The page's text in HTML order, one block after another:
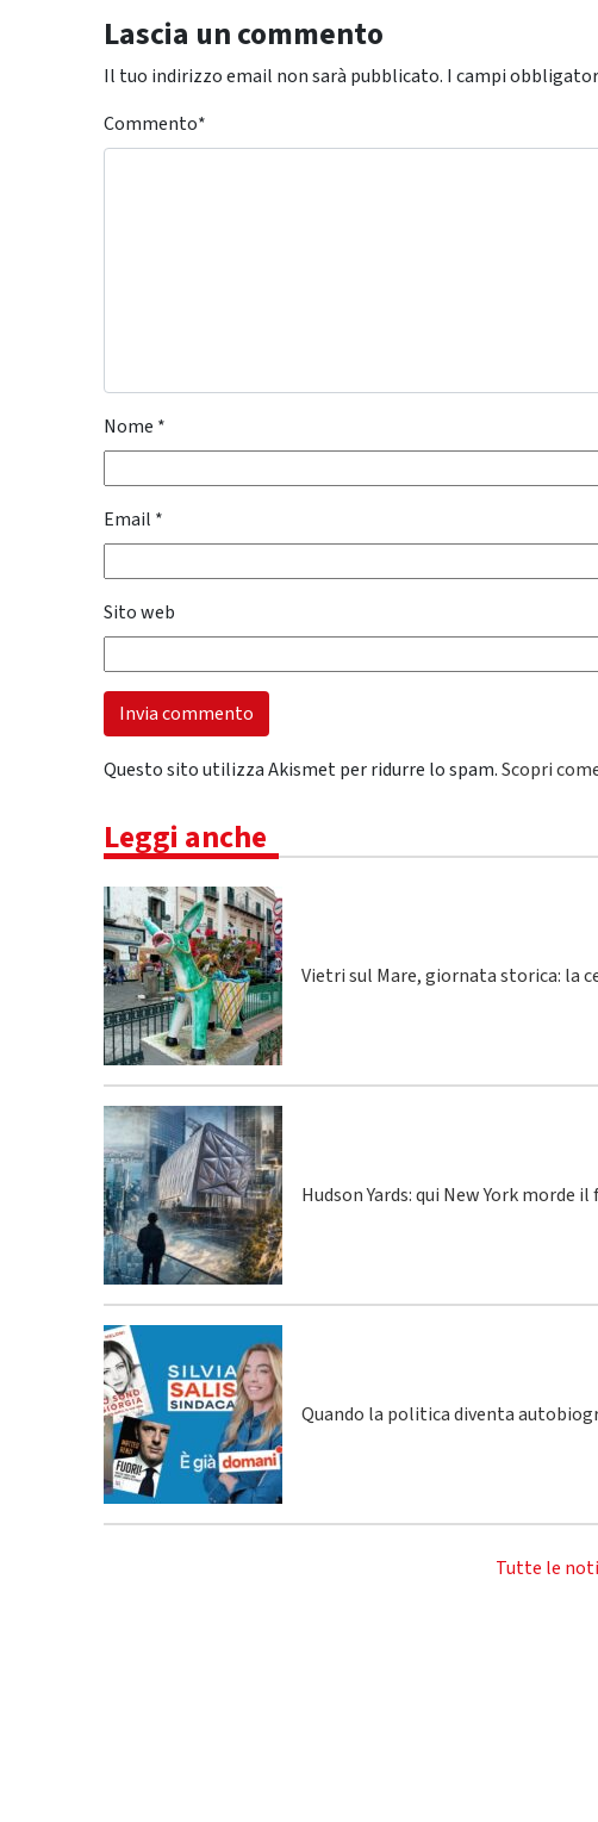
Lascia un commento
Il tuo indirizzo email non sarà pubblicato. I campi
Commento*
Nome *
Email *
Sito web
Questo sito utilizza Akismet per ridurre lo spam.Scopri
Leggi anche
Vietri sul Mare, giornata storica: la
Hudson Yards: qui New York morde
Quando la politica diventa
Tutte le